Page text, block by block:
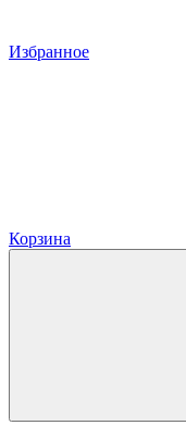
Избранное
Корзина